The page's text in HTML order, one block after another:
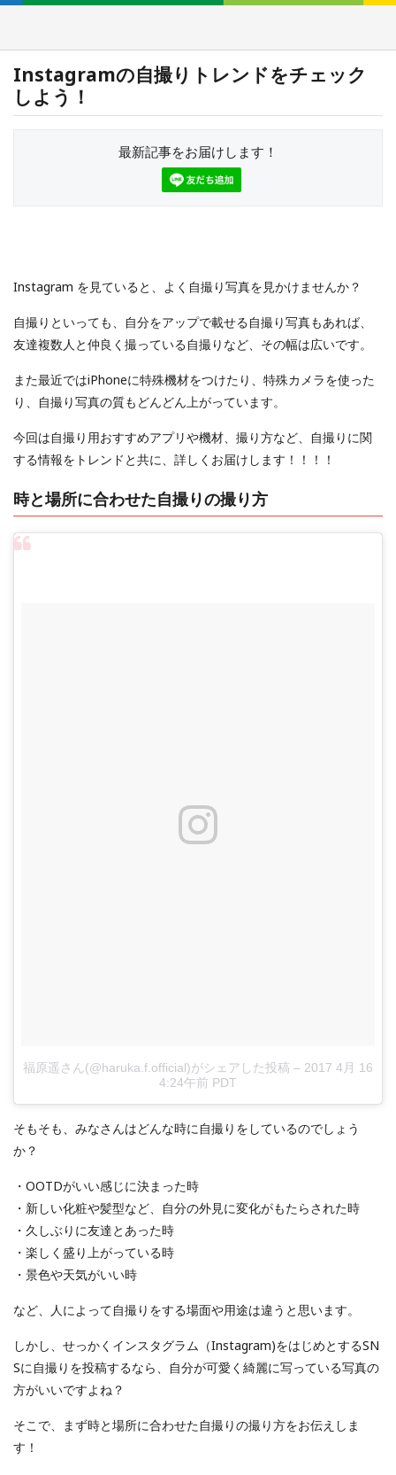
Instagramの自撮りトレンドをチェック
しよう！
最新記事をお届けします！
Instagram を見ていると、よく自撮り写真を見かけませんか？
自撮りといっても、自分をアップで載せる自撮り写真もあれば、
友達複数人と仲良く撮っている自撮りなど、その幅は広いです。
また最近ではiPhoneに特殊機材をつけたり、特殊カメラを使った
り、自撮り写真の質もどんどん上がっています。
今回は自撮り用おすすめアプリや機材、撮り方など、自撮りに関
する情報をトレンドと共に、詳しくお届けします！！！！
時と場所に合わせた自撮りの撮り方
福原遥さん(@haruka.f.official)がシェアした投稿 – 2017 4月 16
4:24午前 PDT
そもそも、みなさんはどんな時に自撮りをしているのでしょう
か？
・OOTDがいい感じに決まった時
・新しい化粧や髪型など、自分の外見に変化がもたらされた時
・久しぶりに友達とあった時
・楽しく盛り上がっている時
・景色や天気がいい時
など、人によって自撮りをする場面や用途は違うと思います。
しかし、せっかくインスタグラム（Instagram)をはじめとするSN
Sに自撮りを投稿するなら、自分が可愛く綺麗に写っている写真の
方がいいですよね？
そこで、まず時と場所に合わせた自撮りの撮り方をお伝えしま
す！